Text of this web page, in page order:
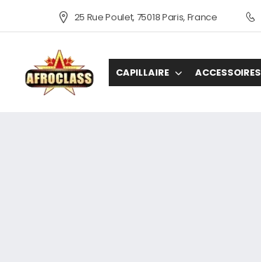
25 Rue Poulet, 75018 Paris, France
CAPILLAIRE ACCESSOIRES